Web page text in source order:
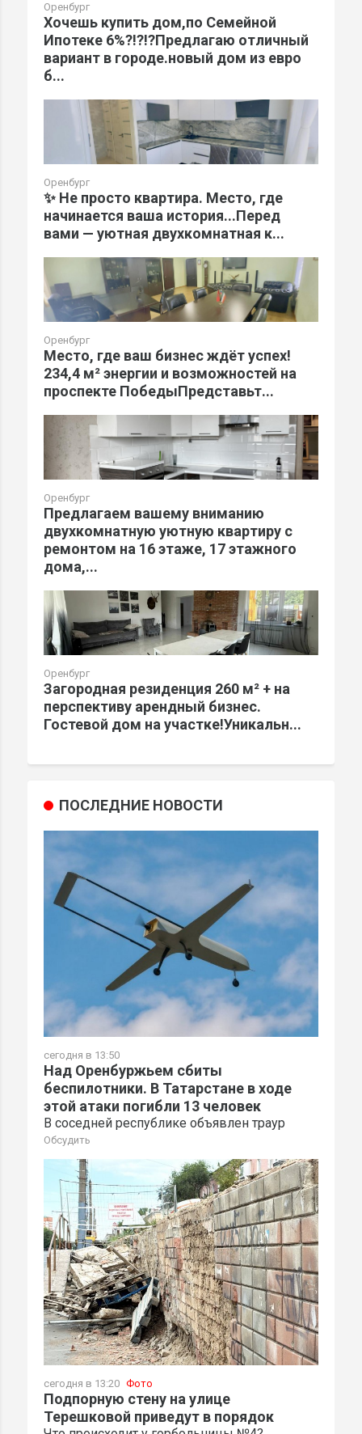
Оренбург
Хочешь купить дом,по Семейной
Ипотеке 6%?!?!?Предлагаю отличный
вариант в городе.новый дом из евро
б...
Оренбург
✨ Не просто квартира. Место, где
начинается ваша история...Перед
вами — уютная двухкомнатная к...
Оренбург
Место, где ваш бизнес ждёт успех!
234,4 м² энергии и возможностей на
проспекте ПобедыПредставьт...
Оренбург
Предлагаем вашему вниманию
двухкомнатную уютную квартиру с
ремонтом на 16 этаже, 17 этажного
дома,...
Оренбург
Загородная резиденция 260 м² + на
перспективу арендный бизнес.
Гостевой дом на участке!Уникальн...
ПОСЛЕДНИЕ НОВОСТИ
сегодня в 13:50
Над Оренбуржьем сбиты
беспилотники. В Татарстане в ходе
этой атаки погибли 13 человек
В соседней республике объявлен траур
Обсудить
сегодня в 13:20 Фото
Подпорную стену на улице
Терешковой приведут в порядок